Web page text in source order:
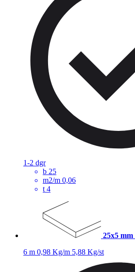
1-2 dgr
b 25
m2/m 0,06
t 4
25x5 mm
6 m 0,98 Kg/m 5,88 Kg/st